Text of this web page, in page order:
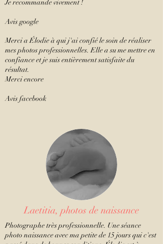
Je recommande vivement !
Avis google
Merci a Élodie à qui j'ai confié le soin de réaliser
mes photos professionnelles. Elle a su me mettre en
confiance et je suis entièrement satisfaite du
résultat.
Merci encore
Avis facebook
Laetitia, photos de naissance
Photographe très professionnelle. Une séance
photo naissance avec ma petite de 15 jours qui c'est